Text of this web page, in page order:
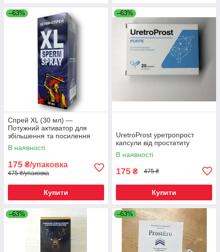
–63%
Спрей XL (30 мл) —
Потужний активатор для
збільшення та посилення
репродуктивної функції
В наявності
175 ₴/упаковка
475 ₴/упаковка
Купити
–63%
UretroProst уретропрост
капсули від простатиту
В наявності
175 ₴ 475 ₴
Купити
–63% –63%